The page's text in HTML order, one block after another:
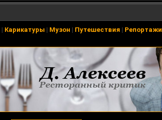
| Карикатуры | Музон | Путешествия | Репортажи